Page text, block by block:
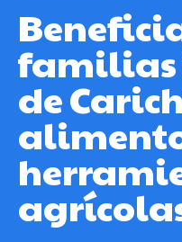
familias
de